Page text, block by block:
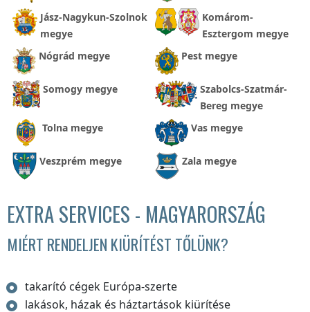
Jász-Nagykun-Szolnok
megye
Komárom-
Esztergom megye
Nógrád megye
Pest megye
Somogy megye
Szabolcs-Szatmár-
Bereg megye
Tolna megye
Vas megye
Veszprém megye Zala megye
EXTRA SERVICES - MAGYARORSZÁG
MIÉRT RENDELJEN KIÜRÍTÉST TŐLÜNK?
takarító cégek Európa-szerte
lakások, házak és háztartások kiürítése